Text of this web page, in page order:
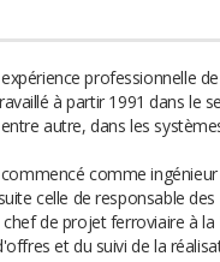
professionnelle
à partir 1991 dans le
autre, dans les
comme
celle de responsable
de projet ferroviaire à
et du suivi de la